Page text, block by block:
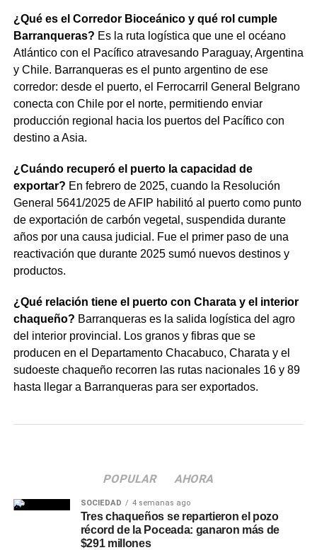
¿Qué es el Corredor Bioceánico y qué rol cumple
Barranqueras? Es la ruta logística que une el océano
Atlántico con el Pacífico atravesando Paraguay, Argentina
y Chile. Barranqueras es el punto argentino de ese
corredor: desde el puerto, el Ferrocarril General Belgrano
conecta con Chile por el norte, permitiendo enviar
producción regional hacia los puertos del Pacífico con
destino a Asia.
¿Cuándo recuperó el puerto la capacidad de
exportar? En febrero de 2025, cuando la Resolución
General 5641/2025 de AFIP habilitó al puerto como punto
de exportación de carbón vegetal, suspendida durante
años por una causa judicial. Fue el primer paso de una
reactivación que durante 2025 sumó nuevos destinos y
productos.
¿Qué relación tiene el puerto con Charata y el interior
chaqueño? Barranqueras es la salida logística del agro
del interior provincial. Los granos y fibras que se
producen en el Departamento Chacabuco, Charata y el
sudoeste chaqueño recorren las rutas nacionales 16 y 89
hasta llegar a Barranqueras para ser exportados.
POPULAR AHORA
SOCIEDAD 4 semanas ago
Tres chaqueños se repartieron el pozo
récord de la Poceada: ganaron más de
$291 millones